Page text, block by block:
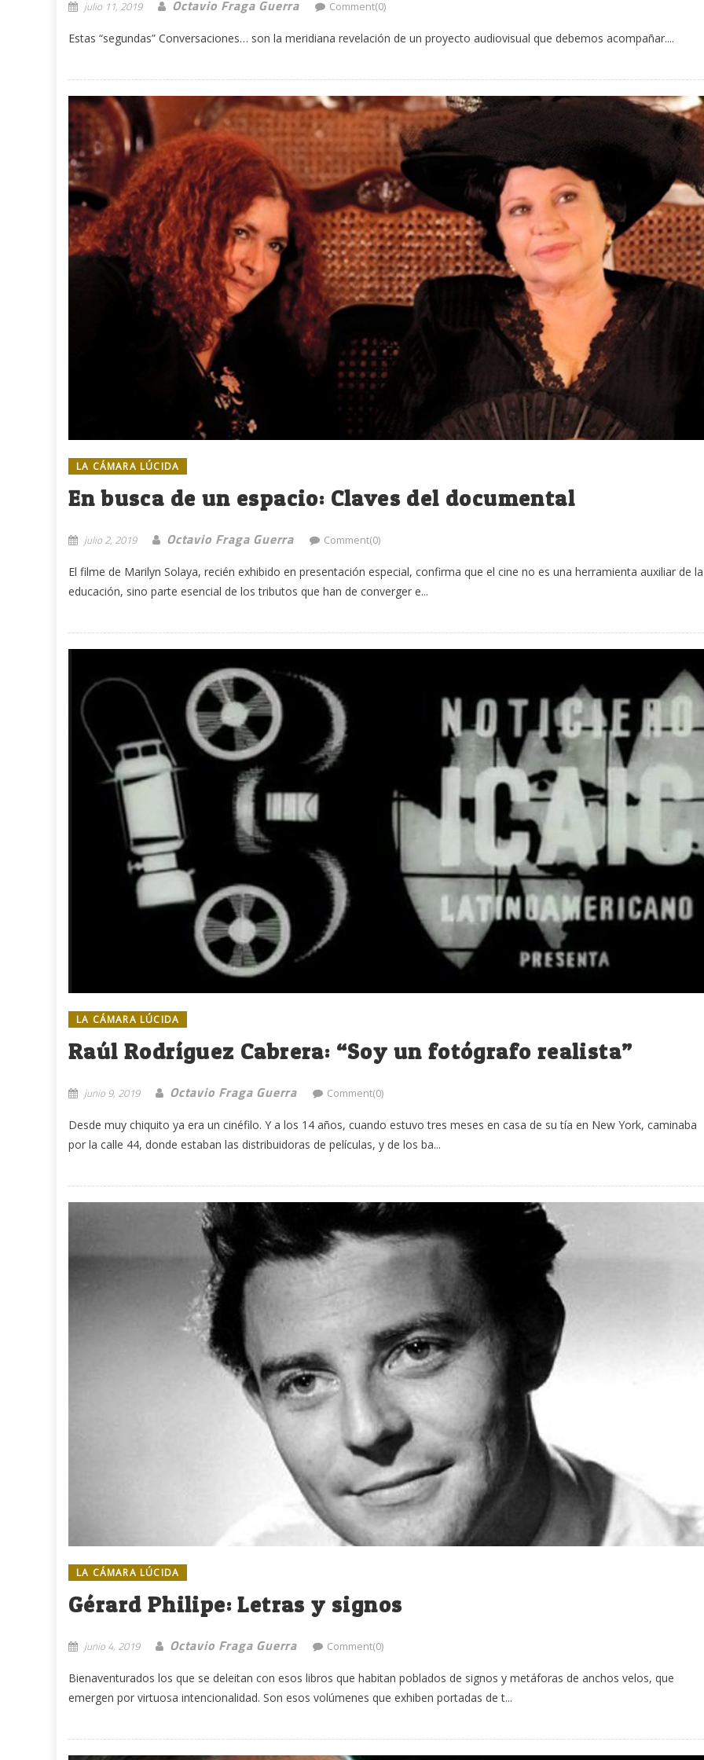
julio 11, 2019 Octavio Fraga Guerra Comment(0)
Estas “segundas” Conversaciones… son la meridiana revelación de un proyecto audiovisual que debemos acompañar....
LA CÁMARA LÚCIDA
En busca de un espacio: Claves del documental
julio 2, 2019 Octavio Fraga Guerra Comment(0)
El filme de Marilyn Solaya, recién exhibido en presentación especial, confirma que el cine no es una herramienta auxiliar de la
educación, sino parte esencial de los tributos que han de converger e...
LA CÁMARA LÚCIDA
Raúl Rodríguez Cabrera: “Soy un fotógrafo realista”
junio 9, 2019 Octavio Fraga Guerra Comment(0)
Desde muy chiquito ya era un cinéfilo. Y a los 14 años, cuando estuvo tres meses en casa de su tía en New York, caminaba
por la calle 44, donde estaban las distribuidoras de películas, y de los ba...
LA CÁMARA LÚCIDA
Gérard Philipe: Letras y signos
junio 4, 2019 Octavio Fraga Guerra Comment(0)
Bienaventurados los que se deleitan con esos libros que habitan poblados de signos y metáforas de anchos velos, que
emergen por virtuosa intencionalidad. Son esos volúmenes que exhiben portadas de t...